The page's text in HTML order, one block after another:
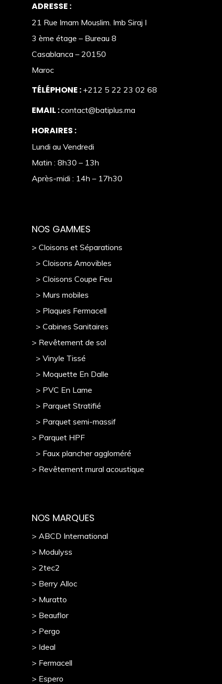
ADRESSE :
21 Rue Imam Mouslim. Imb Siraj I
3 ème étage – Bureau 8
Casablanca – 20150
Maroc
TÉLÉPHONE : +212 5 22 23 02 68
EMAIL :contact@batiplus.ma
HORAIRES :
Lundi au Vendredi
Matin : 8h30 – 13h
Après-midi : 14h – 17h30
NOS GAMMES
> Cloisons et Séparations
> Cloisons Amovibles
> Cloisons Coupe Feu
> Murs mobiles
> Plaques Fermacell
> Cabines Sanitaires
> Revêtement de sol
> Vinyle Tissé
> Moquette En Dalle
> PVC En Lame
> Parquet Stratifié
> Parquet semi-massif
> Parquet HPF
> Faux plancher aggloméré
> Revêtement mural acoustique
NOS MARQUES
> ABCD International
> Modulyss
> 2tec2
> Berry Alloc
> Muratto
> Beauflor
> Pergo
> Ideal
> Fermacell
> Espero